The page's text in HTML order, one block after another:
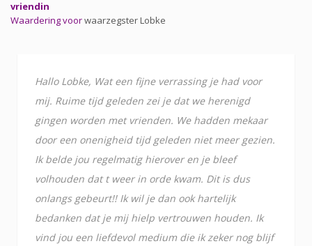
vriendin
Waardering voorwaarzegster Lobke
Hallo Lobke, Wat een fijne verrassing je had voor
mij. Ruime tijd geleden zei je dat we herenigd
gingen worden met vrienden. We hadden mekaar
door een onenigheid tijd geleden niet meer gezien.
Ik belde jou regelmatig hierover en je bleef
volhouden dat t weer in orde kwam. Dit is dus
onlangs gebeurt!! Ik wil je dan ook hartelijk
bedanken dat je mij hielp vertrouwen houden. Ik
vind jou een liefdevol medium die ik zeker nog blijf